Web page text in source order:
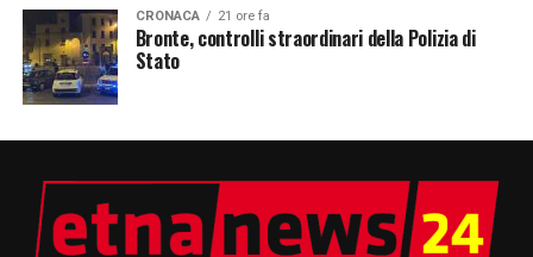
CRONACA 21 ore fa
Bronte, controlli straordinari della Polizia di
Stato